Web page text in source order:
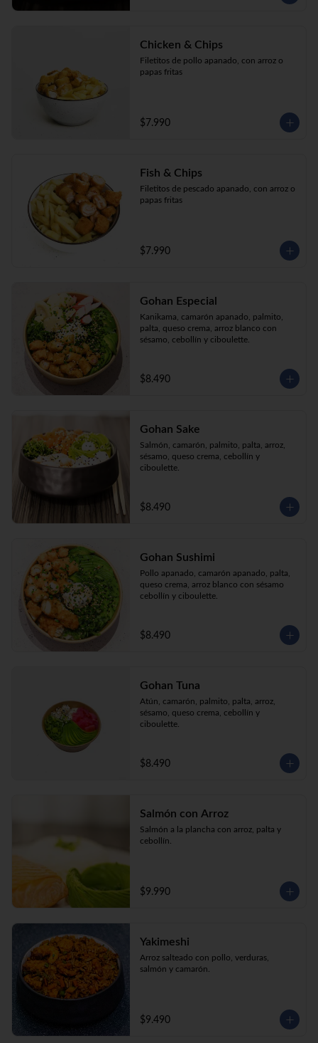
Chicken & Chips
Filetitos de pollo apanado, con arroz o
papas fritas
$7.990
Fish & Chips
Filetitos de pescado apanado, con arroz o
papas fritas
$7.990
Gohan Especial
Kanikama, camarón apanado, palmito,
palta, queso crema, arroz blanco con
sésamo, cebollín y ciboulette.
$8.490
Gohan Sake
Salmón, camarón, palmito, palta, arroz,
sésamo, queso crema, cebollín y
ciboulette.
$8.490
Gohan Sushimi
Pollo apanado, camarón apanado, palta,
queso crema, arroz blanco con sésamo
cebollín y ciboulette.
$8.490
Gohan Tuna
Atún, camarón, palmito, palta, arroz,
sésamo, queso crema, cebollín y
ciboulette.
$8.490
Salmón con Arroz
Salmón a la plancha con arroz, palta y
cebollín.
$9.990
Yakimeshi
Arroz salteado con pollo, verduras,
salmón y camarón.
$9.490